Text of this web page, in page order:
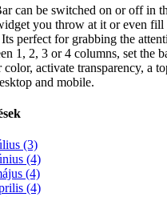
can be switched on or off in
you throw at it or even
perfect for grabbing the
1, 2, 3 or 4 columns, set the
activate transparency, a
and mobile.
(3)
(4)
(4)
(4)